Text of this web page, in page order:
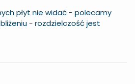
płyt nie widać - polecamy
- rozdzielczość jest